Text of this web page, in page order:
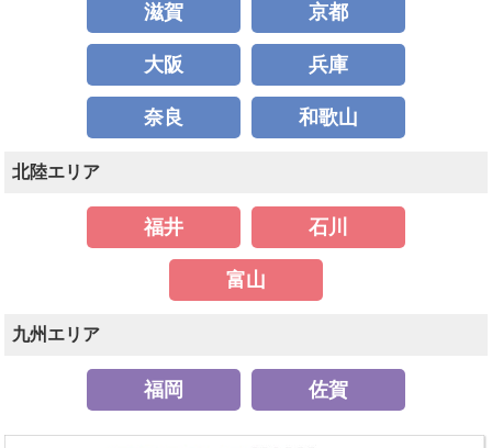
滋賀 京都
大阪 兵庫
奈良 和歌山
北陸エリア
福井 石川
富山
九州エリア
福岡 佐賀